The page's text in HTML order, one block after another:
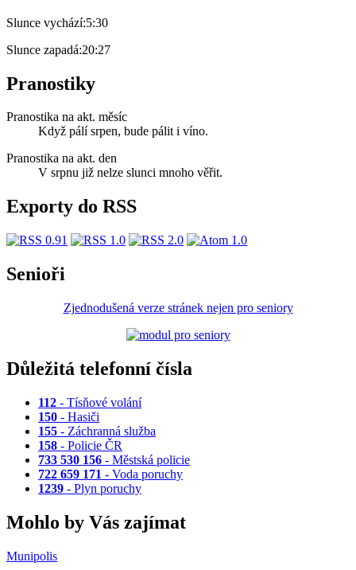
Slunce vychází:5:30
Slunce zapadá:20:27
Pranostiky
Pranostika na akt. měsíc
Když pálí srpen, bude pálit i víno.
Pranostika na akt. den
V srpnu již nelze slunci mnoho věřit.
Exporty do RSS
Senioři
Zjednodušená verze stránek nejen pro seniory
Důležitá telefonní čísla
112 - Tísňové volání
150 - Hasiči
155 - Záchranná služba
158 - Policie ČR
733 530 156 - Městská policie
722 659 171 - Voda poruchy
1239 - Plyn poruchy
Mohlo by Vás zajímat
Munipolis